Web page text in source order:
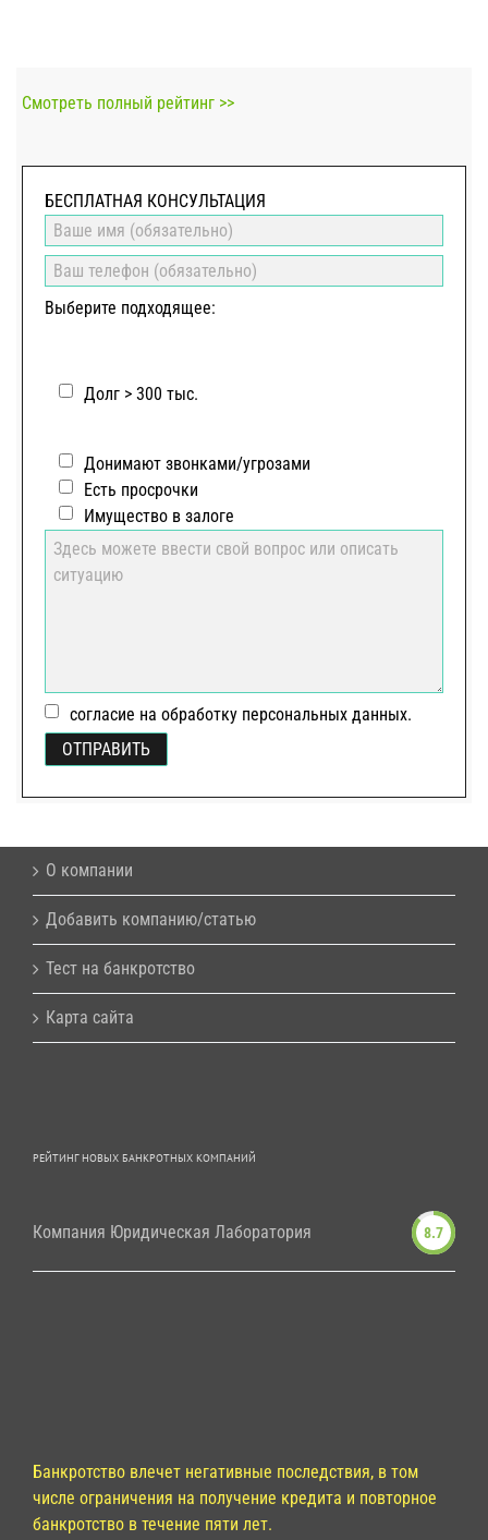
Смотреть полный рейтинг >>
БЕСПЛАТНАЯ КОНСУЛЬТАЦИЯ
Выберите подходящее:
Долг > 300 тыс.
Донимают звонками/угрозами
Есть просрочки
Имущество в залоге
согласие на обработку персональных данных.
О компании
Добавить компанию/статью
Тест на банкротство
Карта сайта
РЕЙТИНГ НОВЫХ БАНКРОТНЫХ КОМПАНИЙ
Компания Юридическая Лаборатория 8.7
Банкротство влечет негативные последствия, в том
числе ограничения на получение кредита и повторное
банкротство в течение пяти лет.